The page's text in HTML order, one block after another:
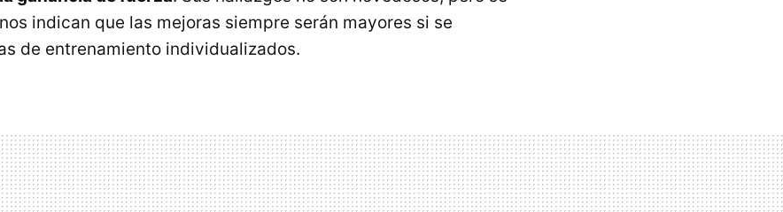
indican que las mejoras siempre serán mayores si se
de entrenamiento individualizados.